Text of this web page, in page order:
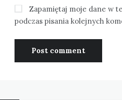
Zapamiętaj moje dane w
podczas pisania kolejnych